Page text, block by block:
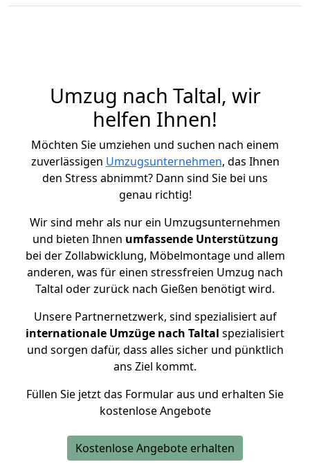
Umzug nach Taltal, wir
helfen Ihnen!
Möchten Sie umziehen und suchen nach einem
zuverlässigen Umzugsunternehmen, das Ihnen
den Stress abnimmt? Dann sind Sie bei uns
genau richtig!
Wir sind mehr als nur ein Umzugsunternehmen
und bieten Ihnen umfassende Unterstützung
bei der Zollabwicklung, Möbelmontage und allem
anderen, was für einen stressfreien Umzug nach
Taltal oder zurück nach Gießen benötigt wird.
Unsere Partnernetzwerk, sind spezialisiert auf
internationale Umzüge nach Taltal spezialisiert
und sorgen dafür, dass alles sicher und pünktlich
ans Ziel kommt.
Füllen Sie jetzt das Formular aus und erhalten Sie
kostenlose Angebote
Kostenlose Angebote erhalten